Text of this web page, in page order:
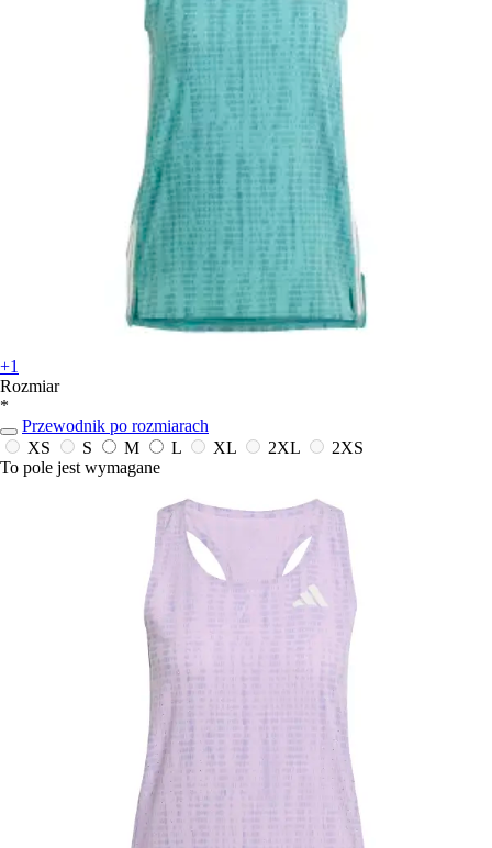
+1
Rozmiar
*
Przewodnik po rozmiarach
XS
S M L XL 2XL
2XS
To pole jest wymagane